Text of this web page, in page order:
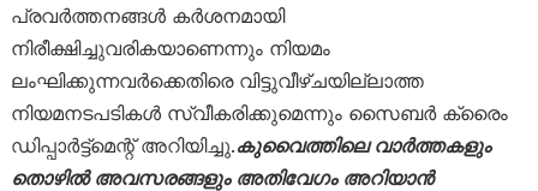
പ്രവർത്തനങ്ങൾ കർശനമായി
നിരീക്ഷിച്ചുവരികയാണെന്നും നിയമം
ലംഘിക്കുന്നവർക്കെതിരെ വിട്ടുവീഴ്ചയില്ലാത്ത
നിയമനടപടികൾ സ്വീകരിക്കുമെന്നും സൈബർ ക്രൈം
ഡിപ്പാർട്ട്മെന്റ് അറിയിച്ചു.കുവൈത്തിലെ വാർത്തകളും
തൊഴിൽ അവസരങ്ങളും അതിവേഗം അറിയാൻ